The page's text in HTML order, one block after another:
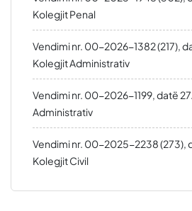
Kolegjit Penal
Vendimi nr. 00-2026-1382 (217),
Kolegjit Administrativ
Vendimi nr. 00-2026-1199, datë
Administrativ
Vendimi nr. 00-2025-2238 (273),
Kolegjit Civil